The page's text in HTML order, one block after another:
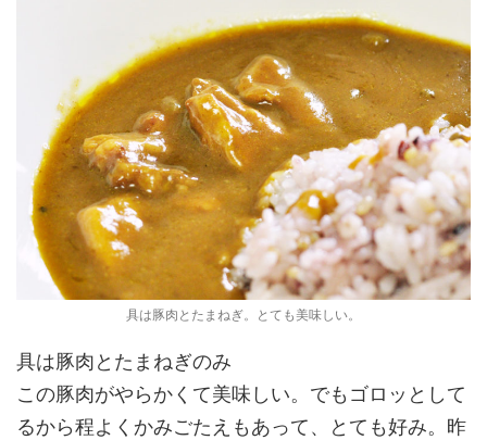
具は豚肉とたまねぎ。とても美味しい。
具は豚肉とたまねぎのみ
この豚肉がやらかくて美味しい。でもゴロッとして
るから程よくかみごたえもあって、とても好み。昨